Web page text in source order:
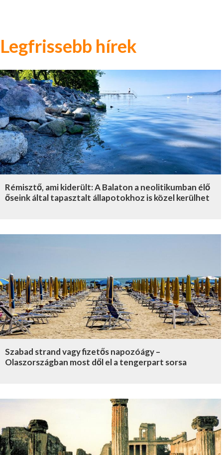
Legfrissebb hírek
Rémisztő, ami kiderült: A Balaton a neolitikumban élő
őseink által tapasztalt állapotokhoz is közel kerülhet
Szabad strand vagy fizetős napozóágy –
Olaszországban most dől el a tengerpart sorsa